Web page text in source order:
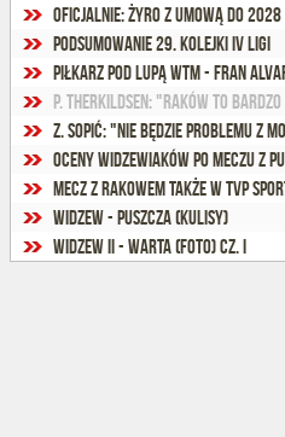
Oficjalnie: Żyro z umową do
Podsumowanie 29. kolejki IV ligi
Piłkarz pod lupą WTM - Fran
P. Therkildsen: "Raków to
Z. Sopić: "Nie będzie problemu z
Oceny widzewiaków po meczu z
Mecz z Rakowem także w TVP
Widzew - Puszcza (kulisy)
Widzew II - Warta (foto) cz. I